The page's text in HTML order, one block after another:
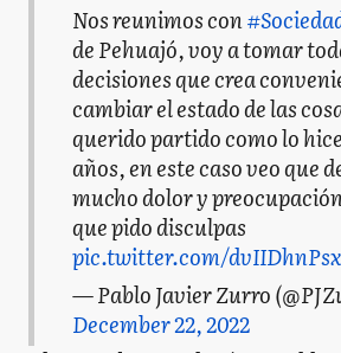
Nos reunimos con
de Pehuajó, voy a tomar
decisiones que crea
cambiar el estado de las
querido partido como lo
años, en este caso veo que
mucho dolor y
que pido disculpas
pic.twitter.com/dvIIDhnPsx
— Pablo Javier Zurro
December 22, 2022